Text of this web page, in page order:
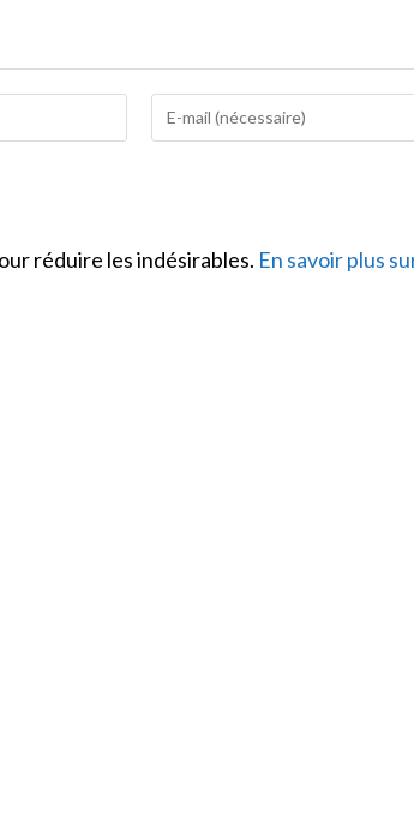
Enter
your
comment
réduire les indésirables. En savoir plus